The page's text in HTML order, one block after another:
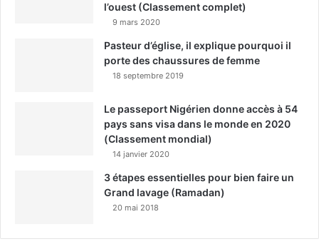
l’ouest (Classement complet)
9 mars 2020
Pasteur d’église, il explique pourquoi il
porte des chaussures de femme
18 septembre 2019
Le passeport Nigérien donne accès à 54
pays sans visa dans le monde en 2020
(Classement mondial)
14 janvier 2020
3 étapes essentielles pour bien faire un
Grand lavage (Ramadan)
20 mai 2018